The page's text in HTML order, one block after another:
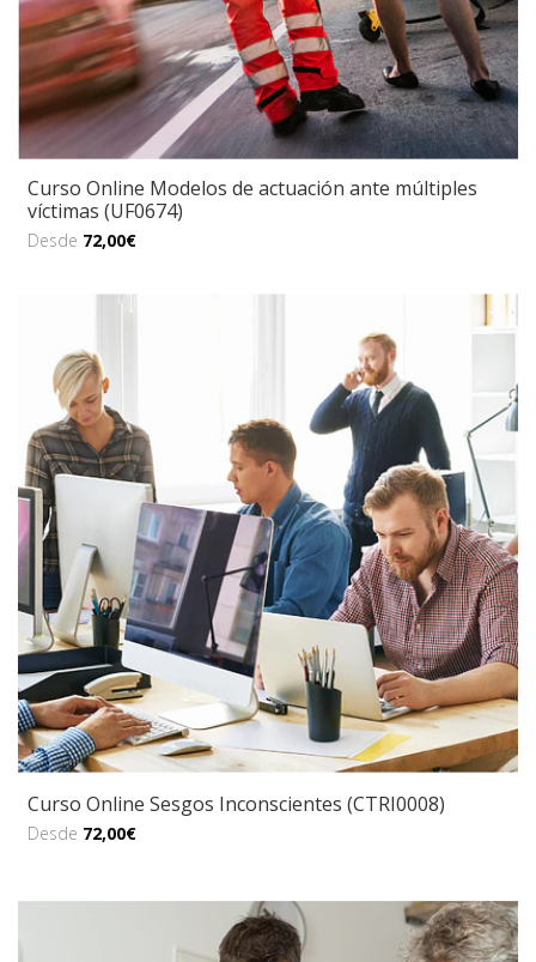
Curso Online Modelos de actuación ante múltiples
víctimas (UF0674)
Desde 72,00€
Curso Online Sesgos Inconscientes (CTRI0008)
Desde 72,00€